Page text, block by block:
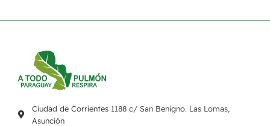
Ciudad de Corrientes 1188 c/ San Benigno. Las Lomas,
Asunción